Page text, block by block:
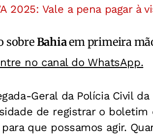
2025: Vale a pena pagar à
sobreBahiaem primeira
no canal do WhatsApp.
Geral da Polícia Civil
de registrar o
para que possamos agir.